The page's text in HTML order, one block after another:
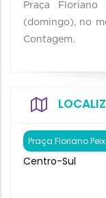
Praça
(domingo), no
Contagem.
Praça Floriano
Centro-Sul